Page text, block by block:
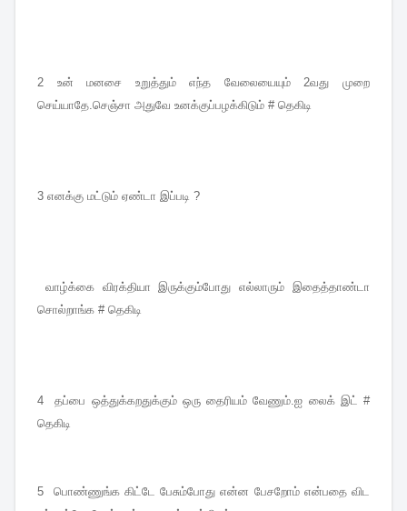
2 உன் மனசை உறுத்தும் எந்த வேலையையும் 2வது முறை
செய்யாதே.செஞ்சா அதுவே உனக்குப்பழக்கிடும் # தெகிடி
3 எனக்கு மட்டும் ஏண்டா இப்படி ?
வாழ்க்கை விரக்தியா இருக்கும்போது எல்லாரும் இதைத்தாண்டா
சொல்றாங்க # தெகிடி
4தப்பை ஒத்துக்கறதுக்கும் ஒரு தைரியம் வேணும்.ஐ லைக் இட் #
தெகிடி
5 பொண்ணுங்க கிட்டே பேசும்போது என்ன பேசறோம் என்பதை விட